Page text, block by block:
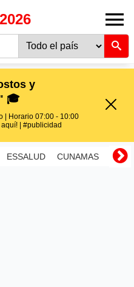
y
🎓
| Horario 07:00 - 10:00
| #publicidad
ESSALUD CUNAMAS